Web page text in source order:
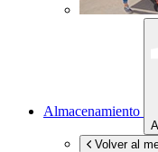
Almacenamiento
Volver al